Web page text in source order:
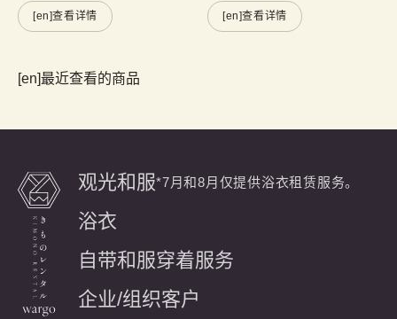
[en]查看详情 [en]查看详情
[en]最近查看的商品
观光和服*7月和8月仅提供浴衣租赁服务。
浴衣
自带和服穿着服务
企业/组织客户